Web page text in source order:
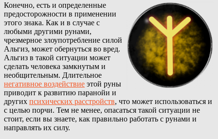
Конечно, есть и определенные
предосторожности в применении
этого знака. Как и в случае с
любыми другими рунами,
чрезмерное злоупотребление силой
Альгиз, может обернуться во вред.
Альгиз в такой ситуации может
сделать человека замкнутым и
необщительным. Длительное
негативное воздействие этой руны
приводит к развитию паранойи и
других психических расстройств, что может использоваться и
с целью порчи. Тем не менее, опасаться такой ситуации не
стоит, если вы знаете, как правильно работать с рунами и
направлять их силу.